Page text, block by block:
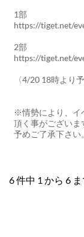
1部
https://tiget.net/
2部
https://tiget.net/
〈4/20 18時より
※情勢により、イ
頂く事がございま
予めご了承下さい。
6 件中 1 から 6